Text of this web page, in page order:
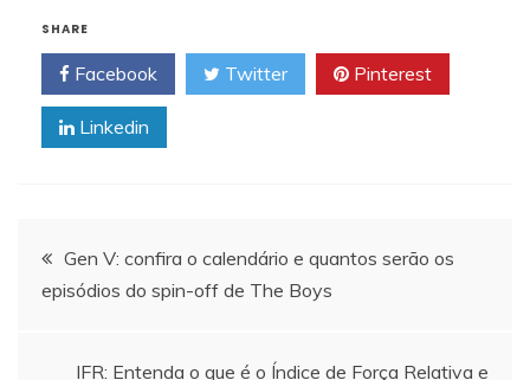
SHARE
Facebook Twitter Pinterest
Linkedin
Navegação
de
Gen V: confira o calendário e quantos serão os
episódios do spin-off de The Boys
IFR: Entenda o que é o Índice de Força Relativa e